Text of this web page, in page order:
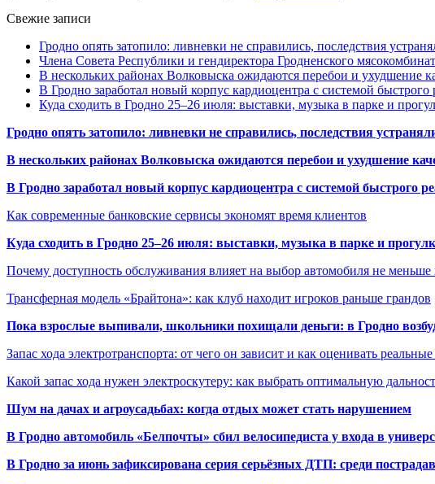
Свежие записи
Гродно опять затопило: ливневки не справились, последствия
Члена Совета Республики и гендиректора Гродненского
В нескольких районах Волковыска ожидаются перебои и ухудшение
В Гродно заработал новый корпус кардиоцентра с системой быстрого
Куда сходить в Гродно 25–26 июля: выставки, музыка в парке и
Гродно опять затопило: ливневки не справились, последствия
В нескольких районах Волковыска ожидаются перебои и ухудшение
В Гродно заработал новый корпус кардиоцентра с системой быстрого
Как современные банковские сервисы экономят время клиентов
Куда сходить в Гродно 25–26 июля: выставки, музыка в парке и
Почему доступность обслуживания влияет на выбор автомобиля не
Трансферная модель «Брайтона»: как клуб находит игроков раньше грандов
Пока взрослые выпивали, школьники похищали деньги: в Гродно
Запас хода электротранспорта: от чего он зависит и как оценивать реальные
Какой запас хода нужен электроскутеру: как выбрать оптимальную
Шум на дачах и агроусадьбах: когда отдых может стать нарушением
В Гродно автомобиль «Белпочты» сбил велосипедиста у входа в
В Гродно за июнь зафиксирована серия серьёзных ДТП: среди